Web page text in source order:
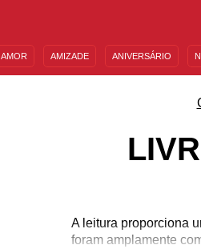
AMOR AMIZADE ANIVERSÁRIO
A leitura proporciona
foram amplamente